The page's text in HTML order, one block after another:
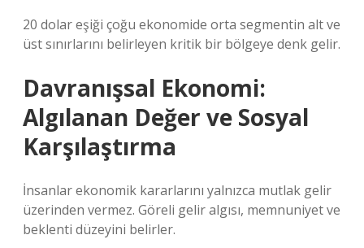
20 dolar eşiği çoğu ekonomide orta segmentin alt ve
üst sınırlarını belirleyen kritik bir bölgeye denk gelir.
Davranışsal Ekonomi:
Algılanan Değer ve Sosyal
Karşılaştırma
İnsanlar ekonomik kararlarını yalnızca mutlak gelir
üzerinden vermez. Göreli gelir algısı, memnuniyet ve
beklenti düzeyini belirler.